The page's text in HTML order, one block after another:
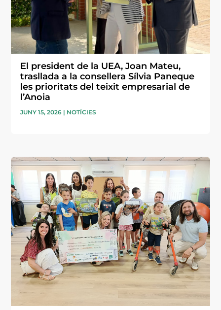
El president de la UEA, Joan Mateu,
trasllada a la consellera Sílvia Paneque
les prioritats del teixit empresarial de
l’Anoia
JUNY 15, 2026 | NOTÍCIES